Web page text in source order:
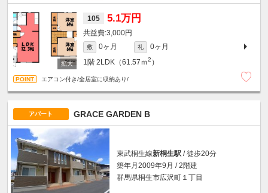
105 5.1万円
3,000円
敷 0ヶ月 礼
0ヶ月
1階 2LDK（61.57ｍ2 ）
エアコン付き/全居室に収納あり/
アパート GRACE GARDEN B
東武桐生線新桐生駅 / 徒歩20分
築年月2009年9月 / 2階建
群馬県桐生市広沢町１丁目